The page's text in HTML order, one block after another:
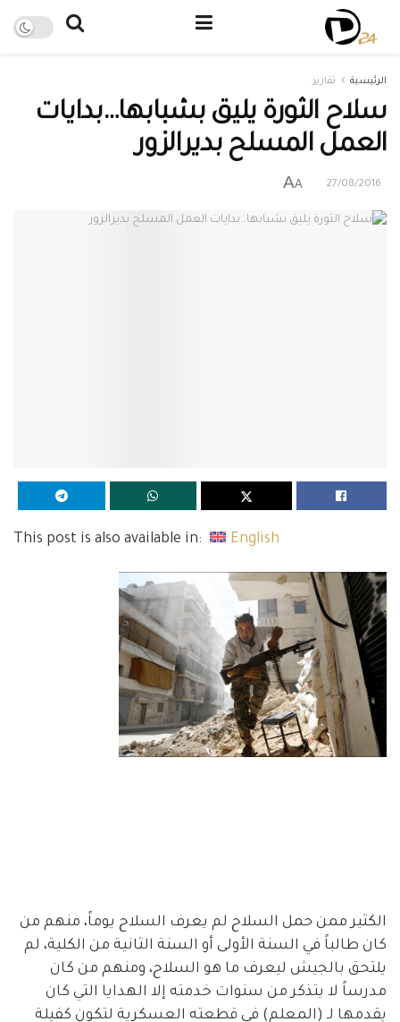
الرئيسية تقارير
سلاح الثورة يليق بشبابها…بدايات
العمل المسلح بديرالزور
27/08/2016
A
A
This post is also available in: English
الكثير ممن حمل السلاح لم يعرف السلاح يوماً، منهم من
كان طالباً في السنة الأولى أو السنة الثانية من الكلية، لم
يلتحق بالجيش ليعرف ما هو السلاح، ومنهم من كان
مدرساً لا يتذكر من سنوات خدمته إلا الهدايا التي كان
يقدمها لـ (المعلم) في قطعته العسكرية لتكون كفيلة